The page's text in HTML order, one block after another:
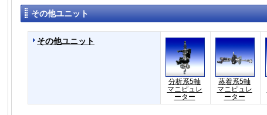
その他ユニット
その他ユニット
分析系5軸
マニピュレ
ーター
蒸着系5軸
マニピュレ
ーター